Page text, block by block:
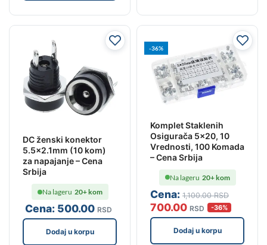
DC ženski konektor
5.5×2.1mm (10 kom)
za napajanje – Cena
Srbija
Cena: 500.00 RSD
Na lageru 20+ kom
Dodaj u korpu
-36%
Komplet Staklenih
Osigurača 5×20, 10
Vrednosti, 100 Komada
– Cena Srbija
Cena: 1,100.00 RSD
700.00 RSD -36%
Na lageru 20+ kom
Dodaj u korpu